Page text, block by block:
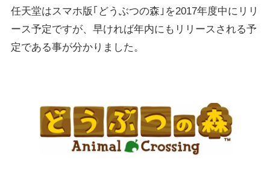
任天堂はスマホ版｢どうぶつの森｣を2017年度中にリリ
ース予定ですが、早ければ年内にもリリースされる予
定である事が分かりました。